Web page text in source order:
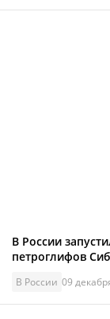
В России
петроглифов
В России 09